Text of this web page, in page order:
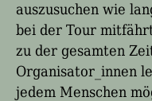
auszusuchen wie
bei der Tour
zu der gesamten
Organisator_innen
jedem Menschen